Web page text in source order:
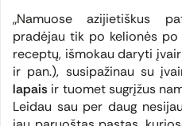
„Namuose azijietiškus
pradėjau tik po kelionės po
receptų, išmokau daryti
ir pan.), susipažinau su
lapais ir tuomet sugrįžus
Leidau sau per daug